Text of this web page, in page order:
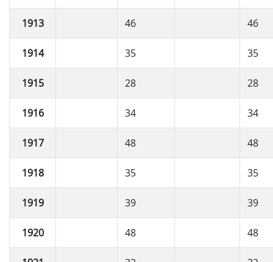
1913 46 46
1914 35 35
1915 28 28
1916 34 34
1917 48 48
1918 35 35
1919 39 39
1920 48 48